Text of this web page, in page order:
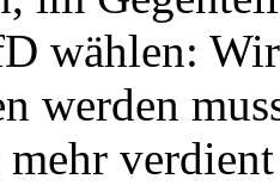
wählen:
werden